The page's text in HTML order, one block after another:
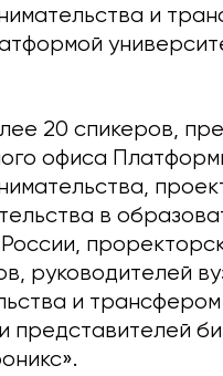
и
20 спикеров,
офиса
в
руководителей
и
представителей